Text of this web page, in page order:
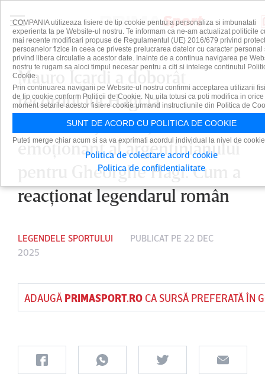
Mauro Icardi a doborât
recordul lui Hagi la
Galatasaray. Mesajul
emoţionant al argentinianului
pentru Gheorghe Hagi. Cum a
reacţionat legendarul român
LEGENDELE SPORTULUI
PUBLICAT PE 22 DEC
2025
ADAUGĂ PRIMASPORT.ROCA SURSĂ PREFERATĂ ÎN
COMPANIA utilizeaza fisiere de tip cookie pentru a personaliza si imbunatati
experienta ta pe Website-ul nostru. Te informam ca ne-am actualizat politicile
mai recente modificari propuse de Regulamentul (UE) 2016/679 privind
persoanelor fizice in ceea ce priveste prelucrarea datelor cu caracter personal
privind libera circulatie a acestor date. Inainte de a continua navigarea pe
nostru te rugam sa aloci timpul necesar pentru a citi si intelege continutul
Cookie.
Prin continuarea navigarii pe Website-ul nostru confirmi acceptarea utilizarii
de tip cookie conform Politicii de Cookie. Nu uita totusi ca poti modifica in orice
moment setarile acestor fisiere cookie urmand instructiunile din Politica de
SUNT DE ACORD CU POLITICA DE COOKIE
Puteti merge chiar acum si sa va exprimati acordul individual la nivel de
Politica de colectare acord cookie
Politica de confidentialitate